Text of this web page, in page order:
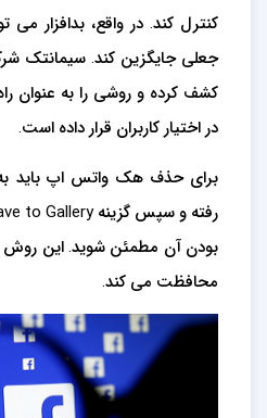
کنترل کند. در واقع، بدافزار می
جعلی جایگزین کند. سیمانتک
کشف کرده و روشی را به عنوان
در اختیار کاربران قرار داده است.
برای حذف هک واتس اپ باید
بودن آن مطمئن شوید. این روش
محافظت می کند.